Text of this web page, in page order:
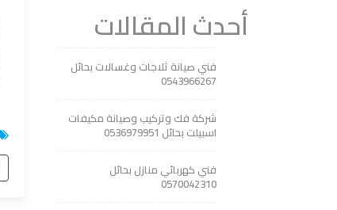
أحدث المقالات
فني صيانة ثلاجات وغسالات بحائل
0543966267
شركة فك وتركيب وصيانة مكيفات
اسبيلت بحائل 0536979951
فني كهربائي منازل بحائل
0570042310